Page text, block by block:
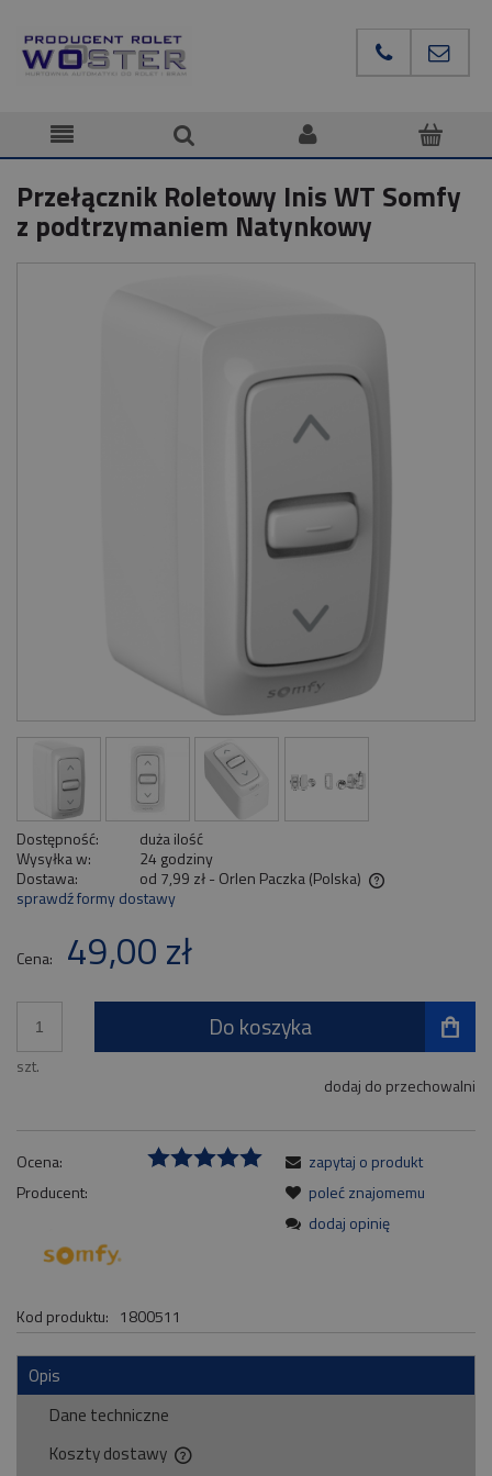
Przełącznik Roletowy Inis WT Somfy
z podtrzymaniem Natynkowy
Dostępność:
duża ilość
Wysyłka w:
24 godziny
Dostawa:
od 7,99 zł - Orlen Paczka (Polska)
Cena nie zawiera ewentualnych kosztów płatności
sprawdź formy dostawy
Cena: 49,00 zł
szt.
Do koszyka
dodaj do przechowalni
Ocena:
Producent:
Kod produktu: 1800511
zapytaj o produkt
poleć znajomemu
dodaj opinię
Opis
Dane techniczne
Koszty dostawy
Cena nie zawiera ewentualnych kosztów płatności